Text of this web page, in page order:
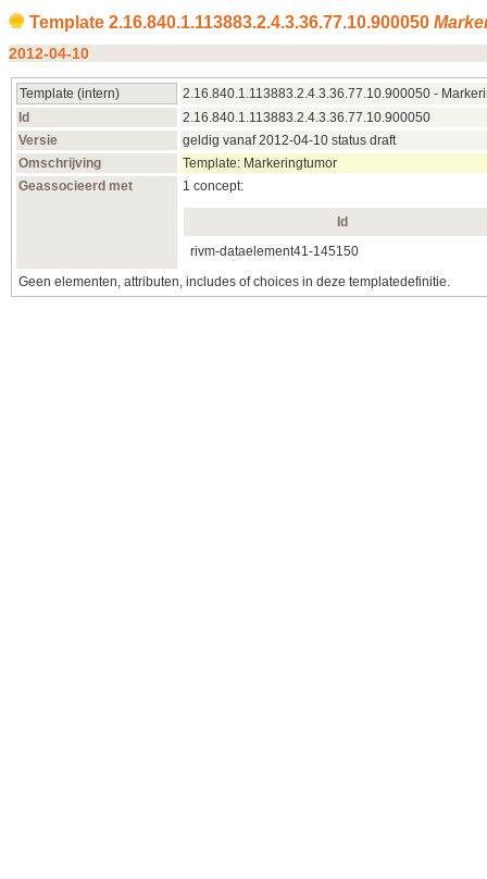
Template 2.16.840.1.113883.2.4.3.36.77.10.900050
2012-04-10
Template (intern)
2.16.840.1.113883.2.4.3.36.77.10.900050 -
Id
2.16.840.1.113883.2.4.3.36.77.10.900050
Versie
geldig vanaf 2012-04-10 status draft
Omschrijving
Template: Markeringtumor
Geassocieerd met
1 concept:
Id
rivm-dataelement41-145150
Geen elementen, attributen, includes of choices in deze templatedefinitie.